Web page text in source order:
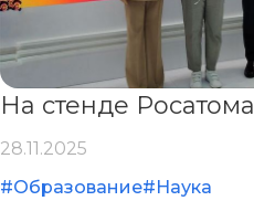
28.11.2025
#Образование#Наука